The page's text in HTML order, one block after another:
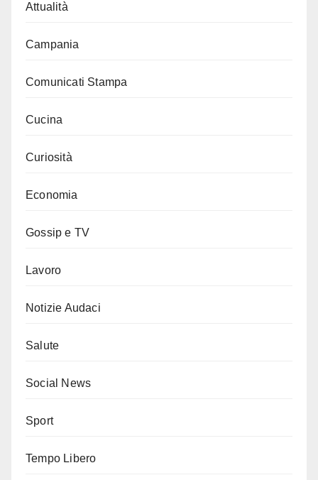
Attualità
Campania
Comunicati Stampa
Cucina
Curiosità
Economia
Gossip e TV
Lavoro
Notizie Audaci
Salute
Social News
Sport
Tempo Libero